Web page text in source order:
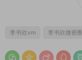
李书欣vm 李书欣微密圈